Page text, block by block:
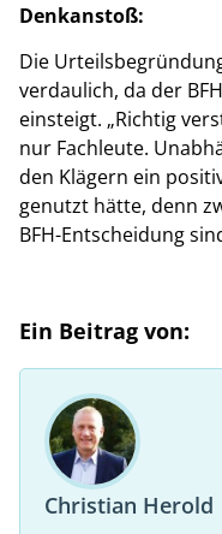
Denkanstoß:
Die
verdaulich, da der
einsteigt. „Richtig
nur Fachleute.
den Klägern ein
genutzt hätte, denn
BFH-Entscheidung
Ein Beitrag von:
Christian Herold